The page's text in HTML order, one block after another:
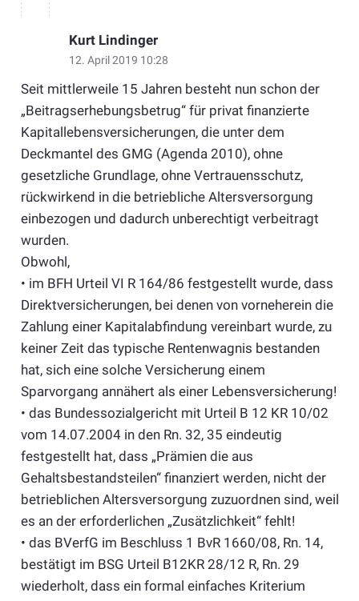
Kurt Lindinger
12. April 2019 10:28
Seit mittlerweile 15 Jahren besteht nun schon der
„Beitragserhebungsbetrug“ für privat finanzierte
Kapitallebensversicherungen, die unter dem
Deckmantel des GMG (Agenda 2010), ohne
gesetzliche Grundlage, ohne Vertrauensschutz,
rückwirkend in die betriebliche Altersversorgung
einbezogen und dadurch unberechtigt verbeitragt
wurden.
Obwohl,
• im BFH Urteil VI R 164/86 festgestellt wurde, dass
Direktversicherungen, bei denen von vorneherein die
Zahlung einer Kapitalabfindung vereinbart wurde, zu
keiner Zeit das typische Rentenwagnis bestanden
hat, sich eine solche Versicherung einem
Sparvorgang annähert als einer Lebensversicherung!
• das Bundessozialgericht mit Urteil B 12 KR 10/02
vom 14.07.2004 in den Rn. 32, 35 eindeutig
festgestellt hat, dass „Prämien die aus
Gehaltsbestandsteilen“ finanziert werden, nicht der
betrieblichen Altersversorgung zuzuordnen sind, weil
es an der erforderlichen „Zusätzlichkeit“ fehlt!
• das BVerfG im Beschluss 1 BvR 1660/08, Rn. 14,
bestätigt im BSG Urteil B12KR 28/12 R, Rn. 29
wiederholt, dass ein formal einfaches Kriterium